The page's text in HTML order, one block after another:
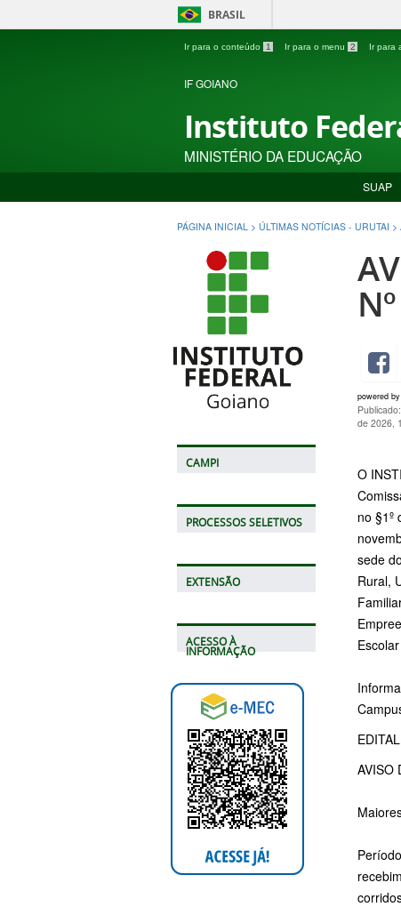
BRASIL
Ir para o conteúdo 1 Ir para o menu 2 Ir para
IF GOIANO
Instituto
MINISTÉRIO DA EDUCAÇÃO
SUAP
PÁGINA INICIAL > ÚLTIMAS NOTÍCIAS - URUTAI >
CAMPI
PROCESSOS SELETIVOS
EXTENSÃO
ACESSO À
INFORMAÇÃO
powered by
de 2026,
O
no §1º
sede
Rural,
AVISO